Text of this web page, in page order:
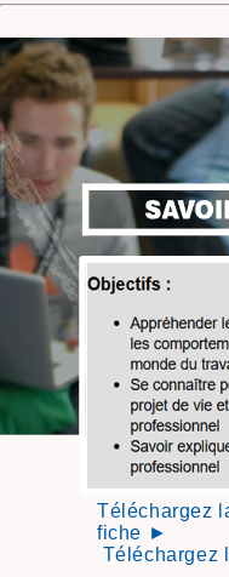
Téléchargez
fiche ►
Téléchargez